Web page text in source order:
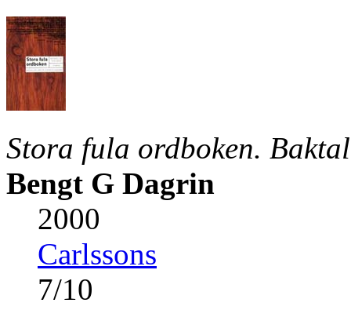
Stora fula ordboken.
Bengt G Dagrin
2000
Carlssons
7/10